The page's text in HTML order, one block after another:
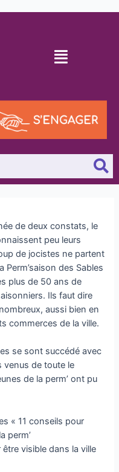
de deux constats, le
peu leurs
de jocistes ne partent
Perm’saison des Sables
plus de 50 ans de
Ils faut dire
aussi bien en
commerces de la ville.
se sont succédé avec
venus de toute le
de la perm’ ont pu
« 11 conseils pour
perm’
visible dans la ville